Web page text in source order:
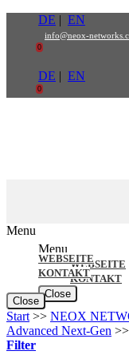
springen
DE | EN
info@neox-
0
DE | EN
0
Menu
WEBSEITE
KONTAKT
Close
Menu
WEBSEITE
KONTAKT
Close
Start >> NEOX
Advanced Next-Gen >>
Filter